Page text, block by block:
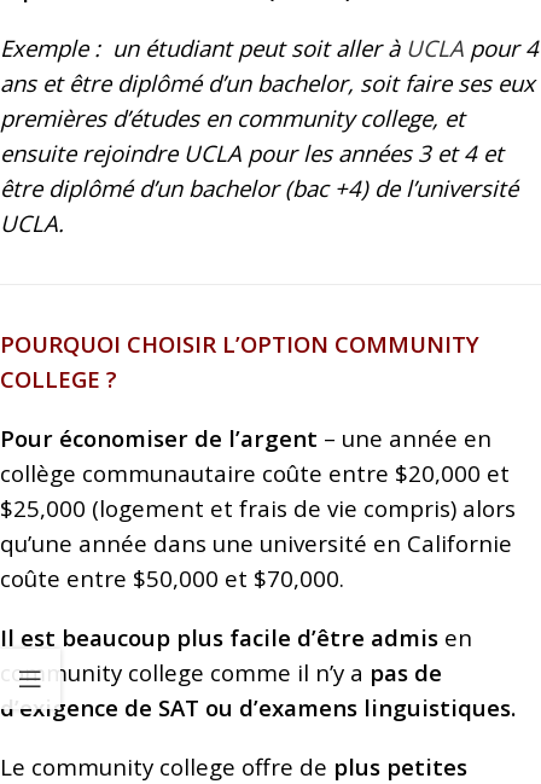
Exemple : un étudiant peut soit aller à UCLA pour 4
ans et être diplômé d’un bachelor, soit faire ses eux
premières d’études en community college, et
ensuite rejoindre UCLA pour les années 3 et 4 et
être diplômé d’un bachelor (bac +4) de l’université
UCLA.
POURQUOI CHOISIR L’OPTION COMMUNITY
COLLEGE ?
Pour économiser de l’argent – une année en
collège communautaire coûte entre $20,000 et
$25,000 (logement et frais de vie compris) alors
qu’une année dans une université en Californie
coûte entre $50,000 et $70,000.
Il est beaucoup plus facile d’être admis en
community college comme il n’y a pas de
d’exigence de SAT ou d’examens linguistiques.
Le community college offre de plus petites